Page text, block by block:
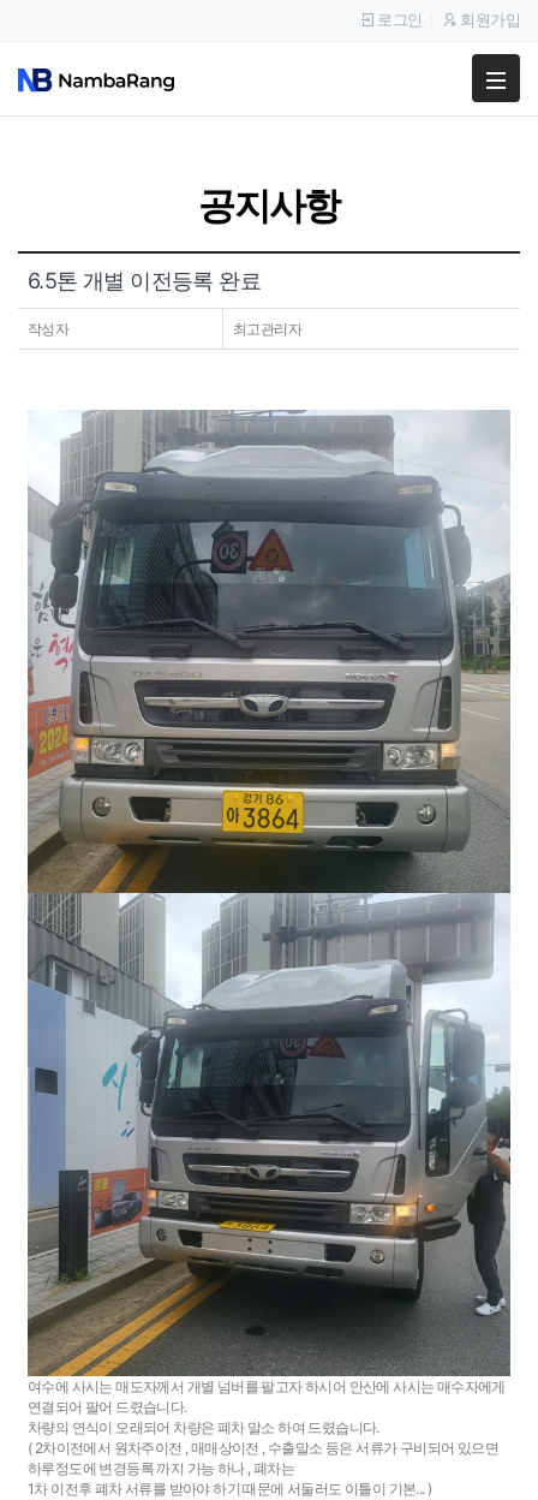
팔고
공지사항
이용후기
로그인 회원가입
공지사항
6.5톤 개별 이전등록 완료
작성자 최고관리자
여수에 사시는 매도자께서 개별 넘버를 팔고자 하시어 안산에 사시는 매수자에게
연결되어 팔어 드렸습니다.
차량의 연식이 오래되어 차량은 폐차 말소 하여 드렸습니다.
( 2차이전에서 원차주이전 , 매매상이전 , 수출말소 등은 서류가 구비되어 있으면
하루정도에 변경등록 까지 가능 하나 , 폐차는
1차 이전후 폐차 서류를 받아야 하기 때문에 서둘러도 이틀이 기본... )